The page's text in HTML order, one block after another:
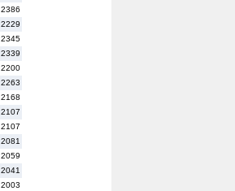
2386
2229
2345
2339
2200
2263
2168
2107
2107
2081
2059
2041
2003